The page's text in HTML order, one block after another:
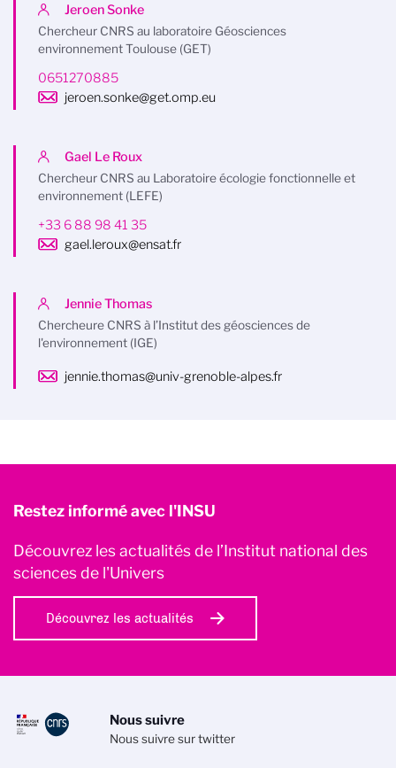
Jeroen Sonke
Chercheur CNRS au laboratoire Géosciences
environnement Toulouse (GET)
0651270885
jeroen.sonke@get.omp.eu
Gael Le Roux
Chercheur CNRS au Laboratoire écologie fonctionnelle et
environnement (LEFE)
+33 6 88 98 41 35
gael.leroux@ensat.fr
Jennie Thomas
Chercheure CNRS à l’Institut des géosciences de
l'environnement (IGE)
jennie.thomas@univ-grenoble-alpes.fr
Restez informé avec l'INSU
Découvrez les actualités de l’Institut national des
sciences de l'Univers
Découvrez les actualités
Nous suivre
Nous suivre sur twitter